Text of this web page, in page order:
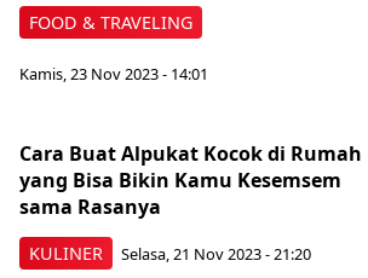
FOOD & TRAVELING
Kamis, 23 Nov 2023 - 14:01
KULINER
Cara Buat Alpukat Kocok di Rumah
yang Bisa Bikin Kamu Kesemsem
sama Rasanya
Selasa, 21 Nov 2023 - 21:20